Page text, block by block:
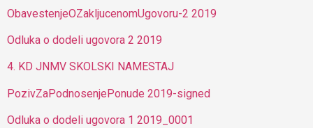
ObavestenjeOZakljucenomUgovoru-2 2019
Odluka o dodeli ugovora 2 2019
4. KD JNMV SKOLSKI NAMESTAJ
PozivZaPodnosenjePonude 2019-signed
Odluka o dodeli ugovora 1 2019_0001